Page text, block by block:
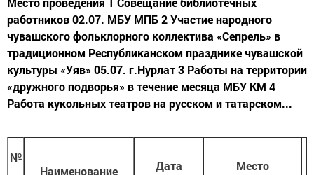
работников 02.07. МБУ МПБ 2 Участие народного
чувашского фольклорного коллектива «Сепрель» в
традиционном Республиканском празднике чувашской
культуры «Уяв» 05.07. г.Нурлат 3 Работы на территории
«дружного подворья» в течение месяца МБУ КМ 4
Работа кукольных театров на русском и татарском...
№
Наименование
Дата
Место